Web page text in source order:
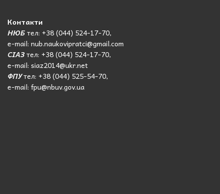
Контакти
НЮБтел: +38 (044) 524-17-70,
e-mail: nub.naukovipratci@gmail.com
СІАЗтел: +38 (044) 524-17-70,
e-mail: siaz2014@ukr.net
ФПУтел: +38 (044) 525-54-70,
e-mail: fpu@nbuv.gov.ua